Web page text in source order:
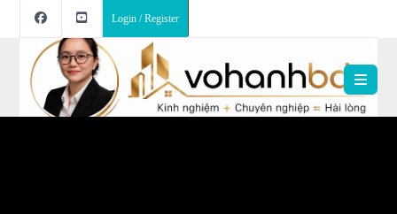
Login / Register